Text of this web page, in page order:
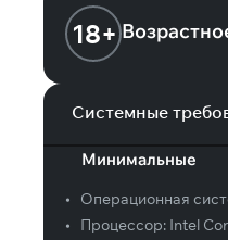
18+
Системные
Минимальные
• Операционная
•
Процессор: Intel